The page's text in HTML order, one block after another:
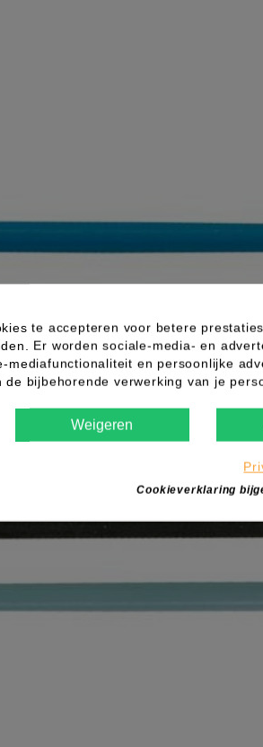
te accepteren voor betere
Er worden sociale-media- en
mediafunctionaliteit en persoonlijke
bijbehorende verwerking van je
Weigeren
Cookieverklaring